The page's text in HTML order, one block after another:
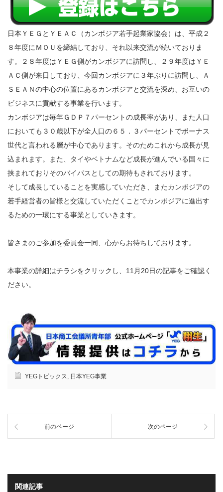
日本ＹＥＧとＹＥＡＣ（カンボジア若手起業家協会）は、平成２
８年度にＭＯＵを締結しており、それ以来交流が続いておりま
す。２８年度はＹＥＧ側がカンボジアに訪問し、２９年度はＹＥ
ＡＣ側が来日しており、今回カンボジアに３年ぶりに訪問し、Ａ
ＳＥＡＮの中心の位置にあるカンボジアと交流を深め、お互いの
ビジネスに貢献する事業を行います。
カンボジアは毎年ＧＤＰ７パーセントの成長率があり、また人口
においても３０歳以下が全人口の６５．３パーセントでボーナス
世代と言われる層が中心であります。そのためこれから成長が見
込まれます。また、タイやベトナムなど成長が進んでいる国々に
挟まれておりそのバイパスとしての期待もされております。
そして成長していることを実感していただき、またカンボジアの
若手経営者の皆様と交流していただくことでカンボジアに進出す
るための一環にする事業としていきます。
皆さまのご参加を委員会一同、心からお待ちしております。
本事業の詳細はチラシをクリックし、11月20日の記事をご確認く
ださい。
YEGトピックス 日本YEG事業
前のページ 次のページ
関連記事